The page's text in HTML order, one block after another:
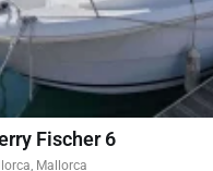
Fischer 6
Mallorca